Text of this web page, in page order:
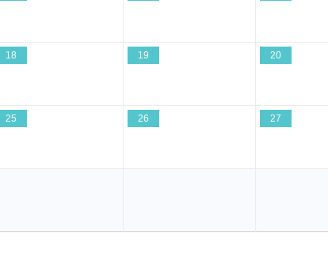
18 19 20
25 26 27